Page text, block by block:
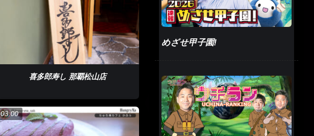
喜多郎寿し 那覇松山店
03:00
めざせ甲子園!